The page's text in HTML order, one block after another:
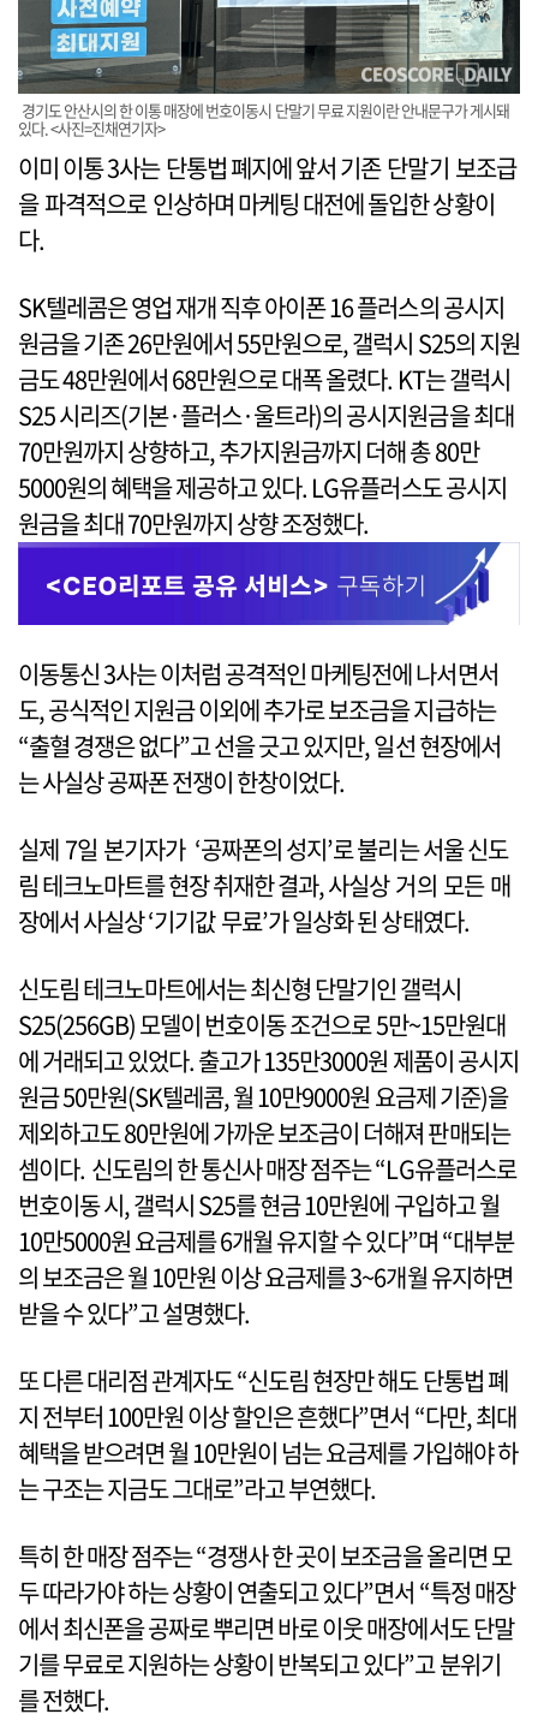
경기도 안산시의 한 이통 매장에 번호이동시 단말기 무료 지원이란 안내문구가 게시돼
있다. <사진=진채연기자>
이미 이통 3사는 단통법 폐지에 앞서 기존 단말기 보조급
을 파격적으로 인상하며 마케팅 대전에 돌입한 상황이
다.
SK텔레콤은 영업 재개 직후 아이폰 16 플러스의 공시지
원금을 기존 26만원에서 55만원으로, 갤럭시 S25의 지원
금도 48만원에서 68만원으로 대폭 올렸다. KT는 갤럭시
S25 시리즈(기본·플러스·울트라)의 공시지원금을 최대
70만원까지 상향하고, 추가지원금까지 더해 총 80만
5000원의 혜택을 제공하고 있다. LG유플러스도 공시지
원금을 최대 70만원까지 상향 조정했다.
이동통신 3사는 이처럼 공격적인 마케팅전에 나서면서
도, 공식적인 지원금 이외에 추가로 보조금을 지급하는
“출혈 경쟁은 없다”고 선을 긋고 있지만, 일선 현장에서
는 사실상 공짜폰 전쟁이 한창이었다.
실제 7일 본기자가 ‘공짜폰의 성지’로 불리는 서울 신도
림 테크노마트를 현장 취재한 결과, 사실상 거의 모든 매
장에서 사실상 ‘기기값 무료’가 일상화 된 상태였다.
신도림 테크노마트에서는 최신형 단말기인 갤럭시
S25(256GB) 모델이 번호이동 조건으로 5만~15만원대
에 거래되고 있었다. 출고가 135만3000원 제품이 공시지
원금 50만원(SK텔레콤, 월 10만9000원 요금제 기준)을
제외하고도 80만원에 가까운 보조금이 더해져 판매되는
셈이다. 신도림의 한 통신사 매장 점주는 “LG유플러스로
번호이동 시, 갤럭시 S25를 현금 10만원에 구입하고 월
10만5000원 요금제를 6개월 유지할 수 있다”며 “대부분
의 보조금은 월 10만원 이상 요금제를 3~6개월 유지하면
받을 수 있다”고 설명했다.
또 다른 대리점 관계자도 “신도림 현장만 해도 단통법 폐
지 전부터 100만원 이상 할인은 흔했다”면서 “다만, 최대
혜택을 받으려면 월 10만원이 넘는 요금제를 가입해야 하
는 구조는 지금도 그대로”라고 부연했다.
특히 한 매장 점주는 “경쟁사 한 곳이 보조금을 올리면 모
두 따라가야 하는 상황이 연출되고 있다”면서 “특정 매장
에서 최신폰을 공짜로 뿌리면 바로 이웃 매장에서도 단말
기를 무료로 지원하는 상황이 반복되고 있다”고 분위기
를 전했다.